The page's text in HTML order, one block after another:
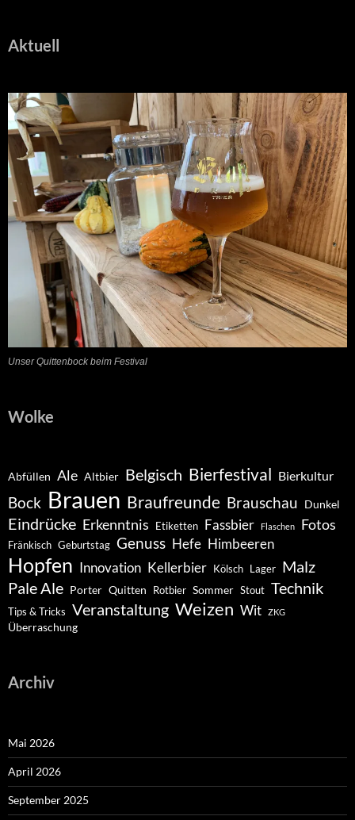
Aktuell
Unser Quittenbock beim Festival
Wolke
Abfüllen Ale Altbier Belgisch Bierfestival Bierkultur
Bock Brauen Braufreunde Brauschau Dunkel
Eindrücke Erkenntnis Etiketten Fassbier Flaschen Fotos
Fränkisch Geburtstag Genuss Hefe Himbeeren
Hopfen Innovation Kellerbier Kölsch Lager Malz
Pale Ale Porter Quitten Rotbier Sommer Stout Technik
Tips & Tricks Veranstaltung Weizen Wit ZKG
Überraschung
Archiv
Mai 2026
April 2026
September 2025